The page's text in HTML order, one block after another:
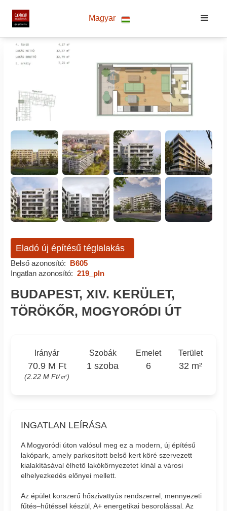
Magyar
Eladó új építésű téglalakás
Belső azonosító: B605
Ingatlan azonosító: 219_pln
BUDAPEST, XIV. KERÜLET,
TÖRÖKŐR, MOGYORÓDI ÚT
Irányár
70.9 M Ft
(2.22 M Ft/㎡)
Szobák
1 szoba
Emelet
6
Terület
32 m²
INGATLAN LEÍRÁSA
A Mogyoródi úton valósul meg ez a modern, új építésű
lakópark, amely parkosított belső kert köré szervezett
kialakításával élhető lakókörnyezetet kínál a városi
elhelyezkedés előnyei mellett.
Az épület korszerű hőszivattyús rendszerrel, mennyezeti
fűtés–hűtéssel készül, A+ energetikai besorolással. Az